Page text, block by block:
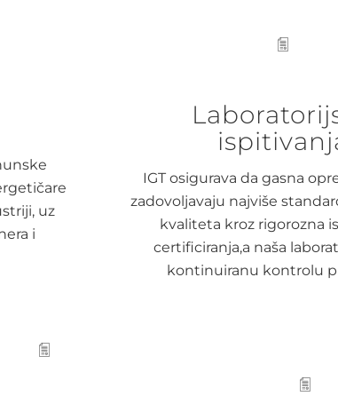
uz
i
IGT osigurava da gasna
zadovoljavaju najviše
kvaliteta kroz rigorozna
certificiranja,a naša
kontinuiranu kontrolu